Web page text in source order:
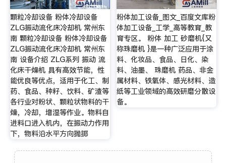
颗粒冷却设备 粉体冷却设备
ZLG振动流化床冷却机 常州东
南 颗粒冷却设备 粉体冷却设备
ZLG振动流化床冷却机 常州东
南 设备介绍 ZLG系列 振动 流
化床干燥机 具有高效节能，性
能优良等优点，适用于化工、制
药、食品、种籽、饮料、矿渣等
各行业对粉状、颗粒状物料的干
燥，冷却，增湿等作业。物料自
进料口进入机内，在振动力作用
下，物料沿水平方向抛掷
粉体加工设备_图文_百度文库粉
体加工设备_工学_高等教育_教
育专区。 粉体 加工 砂磨机{又
称珠磨机 }是一种广泛应用于涂
料、化妆品、食品、日化、染
料、油墨、 珠磨机 药品、非金
属材料、铁氧体、感光材料、造
纸等工业领域的高效研磨分散设
备。